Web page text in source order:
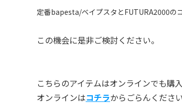
定番bapesta/ベイプスタとFUTURA2000の
この機会に是非ご検討ください。
こちらのアイテムはオンラインでも購入
オンラインはコチラからごらんください